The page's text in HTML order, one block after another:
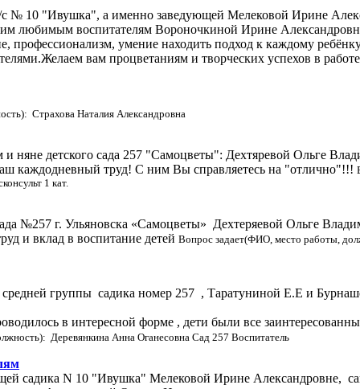
с № 10 "Ивушка", а именно заведующей Мелековой Ирине
любимым воспитателям Вороночкиной Ирине
профессионализм, умение находить подход к каждому
вам процветаниям и творческих успехов в
Страхова Наталия Александровна
и няне детского сада 257 "Самоцветы": Дехтяревой Ольге
каждодневный труд! С ним Вы справляетесь на "отлично"!!!
1 кат.
№257 г. Ульяновска «Самоцветы» Дехтеряевой Ольге
и вклад в воспитание детей Вопрос задает(ФИО, место работы,
средней группы садика номер 257 , Таратуниной Е.Е и
в интересной форме , дети были все заинтересованны
Деревянкина Анна Оганесовна Сад 257 Воспитатель
садика N 10 "Ивушка" Мелековой Ирине Александровне,